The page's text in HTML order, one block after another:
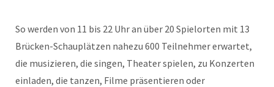
So werden von 11 bis 22 Uhr an über 20 Spielorten mit 13
Brücken-Schauplätzen nahezu 600 Teilnehmer erwartet,
die musizieren, die singen, Theater spielen, zu Konzerten
einladen, die tanzen, Filme präsentieren oder